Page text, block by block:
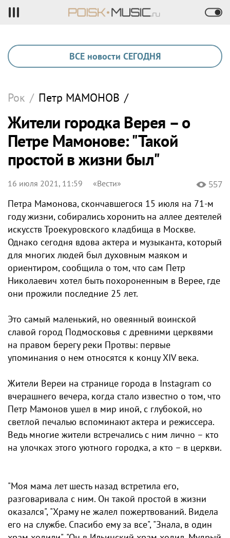
ВСЕ новости СЕГОДНЯ
Рок / Петр МАМОНОВ /
Жители городка Верея – о
Петре Мамонове: "Такой
простой в жизни был"
16 июля 2021, 11:59 «Вести» 557
Петра Мамонова, скончавшегося 15 июля на 71-м
году жизни, собирались хоронить на аллее деятелей
искусств Троекуровского кладбища в Москве.
Однако сегодня вдова актера и музыканта, который
для многих людей был духовным маяком и
ориентиром, сообщила о том, что сам Петр
Николаевич хотел быть похороненным в Верее, где
они прожили последние 25 лет.
Это самый маленький, но овеянный воинской
славой город Подмосковья с древними церквями
на правом берегу реки Протвы: первые
упоминания о нем относятся к концу XIV века.
Жители Вереи на странице города в Instagram со
вчерашнего вечера, когда стало известно о том, что
Петр Мамонов ушел в мир иной, с глубокой, но
светлой печалью вспоминают актера и режиссера.
Ведь многие жители встречались с ним лично – кто
на улочках этого уютного городка, а кто – в церкви.
"Моя мама лет шесть назад встретила его,
разговаривала с ним. Он такой простой в жизни
оказался", "Храму не жалел пожертвований. Видела
его на службе. Спасибо ему за все", "Знала, в один